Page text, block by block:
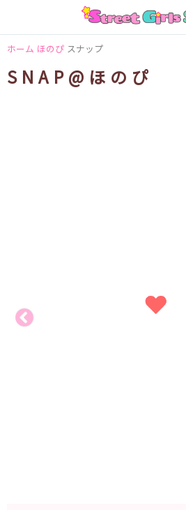
ホーム ほのぴ スナップ
SNAP@ほのぴ